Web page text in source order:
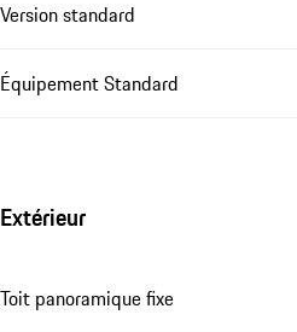
Version standard
Équipement Standard
Extérieur
Toit panoramique fixe